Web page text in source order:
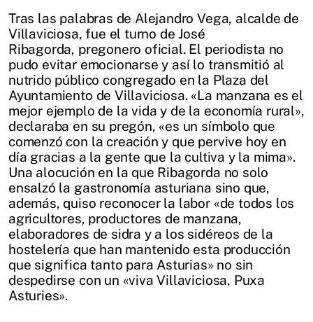
Tras las palabras de Alejandro Vega, alcalde de
Villaviciosa, fue el turno de José
Ribagorda, pregonero oficial. El periodista no
pudo evitar emocionarse y así lo transmitió al
nutrido público congregado en la Plaza del
Ayuntamiento de Villaviciosa. «La manzana es el
mejor ejemplo de la vida y de la economía rural»,
declaraba en su pregón, «es un símbolo que
comenzó con la creación y que pervive hoy en
día gracias a la gente que la cultiva y la mima».
Una alocución en la que Ribagorda no solo
ensalzó la gastronomía asturiana sino que,
además, quiso reconocer la labor «de todos los
agricultores, productores de manzana,
elaboradores de sidra y a los sidéreos de la
hostelería que han mantenido esta producción
que significa tanto para Asturias» no sin
despedirse con un «viva Villaviciosa, Puxa
Asturies».